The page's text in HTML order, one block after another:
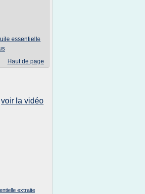
essentielle
Haut de page
voir la vidéo
extraite